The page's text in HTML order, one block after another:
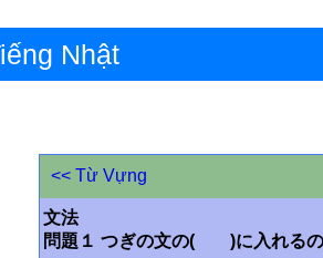
Nhật
<< Từ Vựng
文法
問題１ つぎの文の( )に入れるの